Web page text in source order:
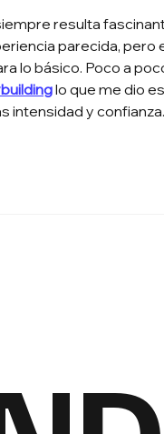
resulta
parecida,
lo básico. Poco a
lo que me dio
intensidad y confianza.